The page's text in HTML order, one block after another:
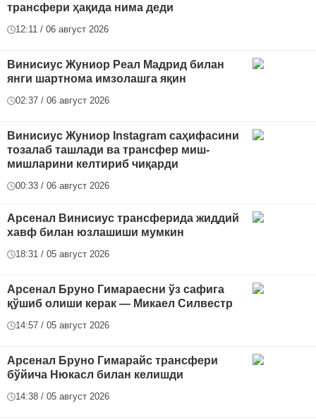
трансфери ҳақида нима деди
12:11 / 06 август 2026
Винисиус Жуниор Реал Мадрид билан
янги шартнома имзолашга яқин
02:37 / 06 август 2026
Винисиус Жуниор Instagram саҳифасини
тозалаб ташлади ва трансфер миш-
мишларини келтириб чиқарди
00:33 / 06 август 2026
Арсенал Винисиус трансферида жиддий
хавф билан юзлашиши мумкин
18:31 / 05 август 2026
Арсенал Бруно Гимараесни ўз сафига
қўшиб олиши керак — Микаел Силвестр
14:57 / 05 август 2026
Арсенал Бруно Гимарайс трансфери
бўйича Нюкасл билан келишди
14:38 / 05 август 2026